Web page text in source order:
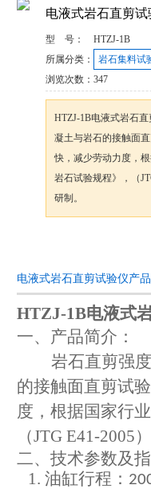
电液式岩石直剪试
型 号：
HTZJ-1B
所属分类：
岩石集料试
浏览次数： 347
HTZJ-1B电液式岩石
凝土与岩石的接触面
快，减少劳动力度，
岩石试验规程》，（
研制。
电液式岩石直剪试验仪产
HTZJ-1B电液式
一、产品简介：
岩石直剪强
的接触面直剪试
度，根据国家行
（JTG E41-
二、技术参数及
1. 油缸行程：